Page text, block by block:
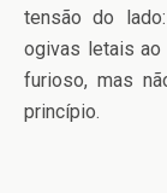
tensão do
ogivas letais ao
furioso, mas
princípio.